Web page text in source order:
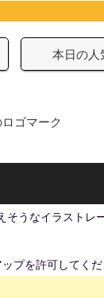
本日の人
ゴマーク
そうなイラストレ
プを許可してくだ